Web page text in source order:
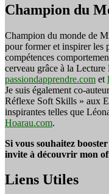
Champion du
Champion du monde de
pour former et inspirer les
compétences
cerveau grâce à la
passiondapprendre.com et
Je suis également co-
Réflexe Soft Skills » aux
inspirantes telles que
Hoarau.com.
Si vous souhaitez
invite à découvrir mon
Liens Utiles